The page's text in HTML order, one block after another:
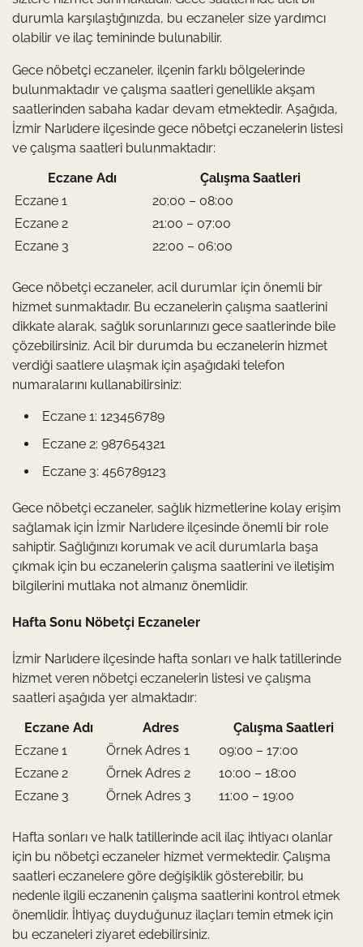
durumla karşılaştığınızda, bu eczaneler size yardımcı
olabilir ve ilaç temininde bulunabilir.
Gece nöbetçi eczaneler, ilçenin farklı bölgelerinde
bulunmaktadır ve çalışma saatleri genellikle akşam
saatlerinden sabaha kadar devam etmektedir. Aşağıda,
İzmir Narlıdere ilçesinde gece nöbetçi eczanelerin listesi
ve çalışma saatleri bulunmaktadır:
Eczane Adı
Çalışma Saatleri
Eczane 1
20:00 – 08:00
Eczane 2
21:00 – 07:00
Eczane 3
22:00 – 06:00
Gece nöbetçi eczaneler, acil durumlar için önemli bir
hizmet sunmaktadır. Bu eczanelerin çalışma saatlerini
dikkate alarak, sağlık sorunlarınızı gece saatlerinde bile
çözebilirsiniz. Acil bir durumda bu eczanelerin hizmet
verdiği saatlere ulaşmak için aşağıdaki telefon
numaralarını kullanabilirsiniz:
Eczane 1: 123456789
Eczane 2: 987654321
Eczane 3: 456789123
Gece nöbetçi eczaneler, sağlık hizmetlerine kolay erişim
sağlamak için İzmir Narlıdere ilçesinde önemli bir role
sahiptir. Sağlığınızı korumak ve acil durumlarla başa
çıkmak için bu eczanelerin çalışma saatlerini ve iletişim
bilgilerini mutlaka not almanız önemlidir.
Hafta Sonu Nöbetçi Eczaneler
İzmir Narlıdere ilçesinde hafta sonları ve halk tatillerinde
hizmet veren nöbetçi eczanelerin listesi ve çalışma
saatleri aşağıda yer almaktadır:
Eczane Adı
Adres
Çalışma Saatleri
Eczane 1
Örnek Adres 1
09:00 – 17:00
Eczane 2
Örnek Adres 2
10:00 – 18:00
Eczane 3
Örnek Adres 3 11:00 – 19:00
Hafta sonları ve halk tatillerinde acil ilaç ihtiyacı olanlar
için bu nöbetçi eczaneler hizmet vermektedir. Çalışma
saatleri eczanelere göre değişiklik gösterebilir, bu
nedenle ilgili eczanenin çalışma saatlerini kontrol etmek
önemlidir. İhtiyaç duyduğunuz ilaçları temin etmek için
bu eczaneleri ziyaret edebilirsiniz.